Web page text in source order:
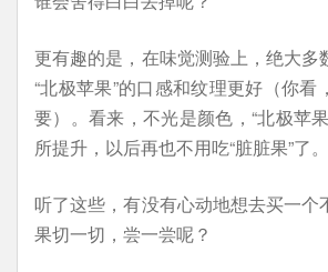
更有趣的是，在味觉测验上，绝大多
“北极苹果”的口感和纹理更好（你看
要）。看来，不光是颜色，“北极苹
所提升，以后再也不用吃“脏脏果”了。
听了这些，有没有心动地想去买一个
果切一切，尝一尝呢？